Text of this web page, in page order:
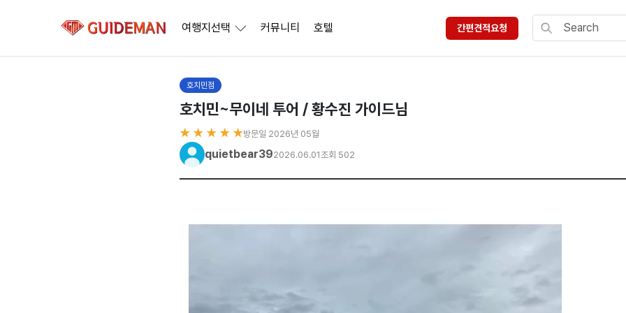
여행지선택 커뮤니티 호텔 간편견적요청
호치민점
호치민~무이네 투어 / 황수진 가이드님
★ ★ ★ ★ ★방문일 2026년 05월
quietbear392026.06.01 조회 502